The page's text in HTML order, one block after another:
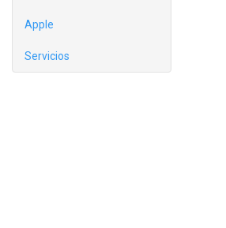
Apple
Servicios